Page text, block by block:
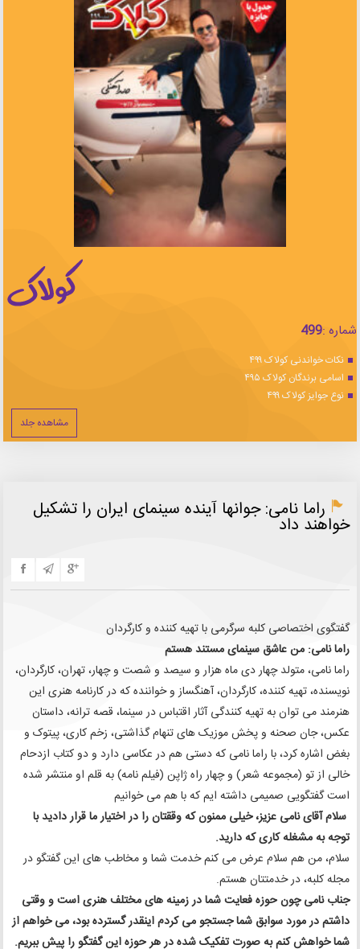
شماره :499
نکات خواندنی کولاک ۴۹۹
اسامی برندگان کولاک ۴۹۵
نوع جوایز کولاک ۴۹۹
مشاهده جلد
راما نامی: جوانها آینده سینمای ایران را تشکیل
خواهند داد
گفتگوی اختصاصی کلبه سرگرمی با تهیه کننده و کارگردان
راما نامی: من عاشق سینمای مستند هستم
راما نامی، متولد چهار دی ماه هزار و سیصد و شصت و چهار، تهران، کارگردان،
نویسنده، تهیه کننده، کارگردان، آهنگساز و خواننده که در کارنامه هنری این
هنرمند می توان به تهیه کنندگی آثار اقتباس در سینما، قصه ترانه، داستان
عکس، جان صحنه و پخش موزیک های تنهام گذاشتی، زخم کاری، پیتوک و
بغض اشاره کرد، با راما نامی که دستی هم در عکاسی دارد و دو کتاب ازدحام
خالی از تو (مجموعه شعر) و چهار راه ژاپن (فیلم نامه) به قلم او منتشر شده
است گفتگویی صمیمی داشته ایم که با هم می خوانیم‌
سلام آقای نامی عزیز، خیلی ممنون که وققتان را در اختیار ما قرار دادید با
توجه به مشغله کاری که دارید.
سلام، من هم سلام عرض می کنم خدمت شما و مخاطب های این گفتگو در
مجله کلبه، در خدمتتان هستم.
جناب نامی چون حوزه فعایت شما در زمینه های مختلف هنری است و وقتی
داشتم در مورد سوابق شما جستجو می کردم اینقدر گسترده بود، می خواهم از
شما خواهش کنم به صورت تفکیک شده در هر حوزه این گفتگو را پیش ببریم.